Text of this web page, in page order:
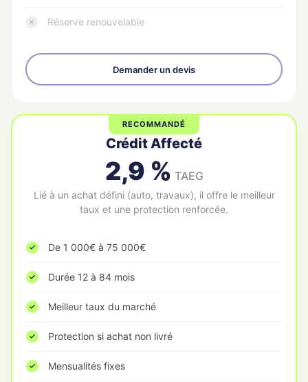
Réserve renouvelable
Demander un devis
RECOMMANDÉ
Crédit Affecté
2,9 % TAEG
Lié à un achat défini (auto, travaux), il offre le meilleur
taux et une protection renforcée.
De 1 000€ à 75 000€
Durée 12 à 84 mois
Meilleur taux du marché
Protection si achat non livré
Mensualités fixes